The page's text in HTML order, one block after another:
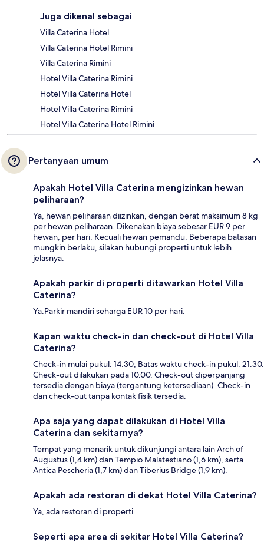
Juga dikenal sebagai
Villa Caterina Hotel
Villa Caterina Hotel Rimini
Villa Caterina Rimini
Hotel Villa Caterina Rimini
Hotel Villa Caterina Hotel
Hotel Villa Caterina Rimini
Hotel Villa Caterina Hotel Rimini
Pertanyaan umum
Apakah Hotel Villa Caterina mengizinkan hewan
peliharaan?
Ya, hewan peliharaan diizinkan, dengan berat maksimum 8 kg
per hewan peliharaan. Dikenakan biaya sebesar EUR 9 per
hewan, per hari. Kecuali hewan pemandu. Beberapa batasan
mungkin berlaku, silakan hubungi properti untuk lebih
jelasnya.
Apakah parkir di properti ditawarkan Hotel Villa
Caterina?
Ya.Parkir mandiri seharga EUR 10 per hari.
Kapan waktu check-in dan check-out di Hotel Villa
Caterina?
Check-in mulai pukul: 14.30; Batas waktu check-in pukul: 21.30.
Check-out dilakukan pada 10.00. Check-out diperpanjang
tersedia dengan biaya (tergantung ketersediaan). Check-in
dan check-out tanpa kontak fisik tersedia.
Apa saja yang dapat dilakukan di Hotel Villa
Caterina dan sekitarnya?
Tempat yang menarik untuk dikunjungi antara lain Arch of
Augustus (1,4 km) dan Tempio Malatestiano (1,6 km), serta
Antica Pescheria (1,7 km) dan Tiberius Bridge (1,9 km).
Apakah ada restoran di dekat Hotel Villa Caterina?
Ya, ada restoran di properti.
Seperti apa area di sekitar Hotel Villa Caterina?